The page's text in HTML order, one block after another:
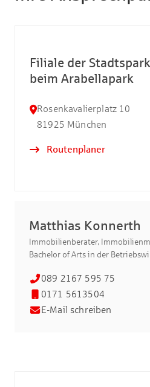
Filiale der
beim Arabellapark
Rosenkavalierplatz 10
81925 München
Routenplaner
Matthias Konnerth
Immobilienberater,
Bachelor of Arts in der
089 2167 595 75
0171 5613504
E-Mail schreiben